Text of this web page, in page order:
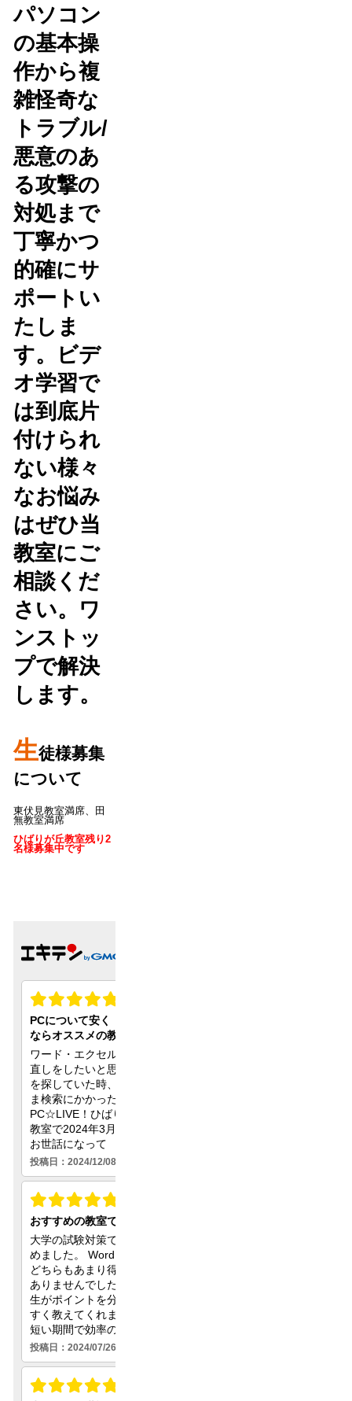
パソコン
の基本操
作から複
雑怪奇な
トラブル/
悪意のあ
る攻撃の
対処まで
丁寧かつ
的確にサ
ポートい
たしま
す。ビデ
オ学習で
は到底片
付けられ
ない様々
なお悩み
はぜひ当
教室にご
相談くだ
さい。ワ
ンストッ
プで解決
します。
生徒様募集
について
東伏見教室満席、田
無教室満席
ひばりが丘教室残り2
名様募集中です